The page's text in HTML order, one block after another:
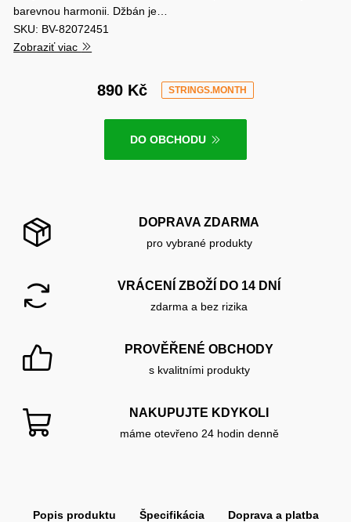
barevnou harmonii. Džbán je…
SKU: BV-82072451
Zobraziť viac
890 Kč STRINGS.MONTH
DO OBCHODU
DOPRAVA ZDARMA
pro vybrané produkty
VRÁCENÍ ZBOŽÍ DO 14 DNÍ
zdarma a bez rizika
PROVĚŘENÉ OBCHODY
s kvalitními produkty
NAKUPUJTE KDYKOLI
máme otevřeno 24 hodin denně
Popis produktu Špecifikácia Doprava a platba